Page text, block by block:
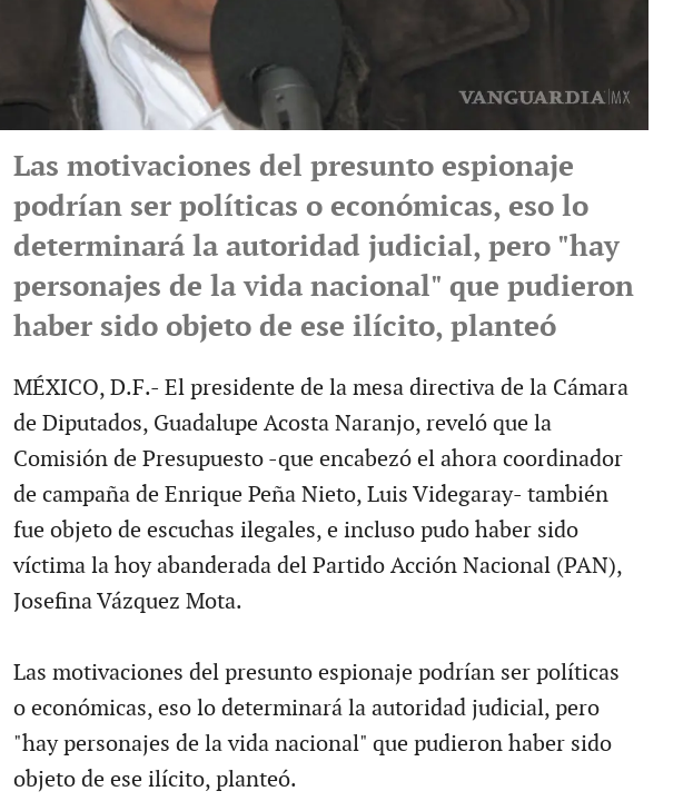
Las motivaciones del presunto espionaje
podrían ser políticas o económicas, eso lo
determinará la autoridad judicial, pero "hay
personajes de la vida nacional" que pudieron
haber sido objeto de ese ilícito, planteó
MÉXICO, D.F.- El presidente de la mesa directiva de la Cámara
de Diputados, Guadalupe Acosta Naranjo, reveló que la
Comisión de Presupuesto -que encabezó el ahora coordinador
de campaña de Enrique Peña Nieto, Luis Videgaray- también
fue objeto de escuchas ilegales, e incluso pudo haber sido
víctima la hoy abanderada del Partido Acción Nacional (PAN),
Josefina Vázquez Mota.
Las motivaciones del presunto espionaje podrían ser políticas
o económicas, eso lo determinará la autoridad judicial, pero
"hay personajes de la vida nacional" que pudieron haber sido
objeto de ese ilícito, planteó.